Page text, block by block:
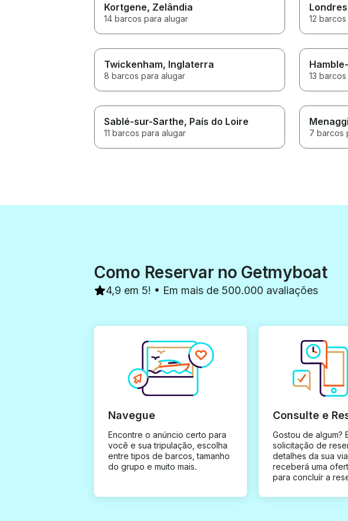
Kortgene, Zelândia
14 barcos para alugar
Londres
12
Twickenham, Inglaterra
8 barcos para alugar 13
Sablé-sur-Sarthe, País do Loire
11 barcos para alugar 7 barcos
Como Reservar no Getmyboat
4,9 em 5! • Em mais de 500.000 avaliações
Navegue
Encontre o anúncio certo para
você e sua tripulação, escolha
entre tipos de barcos, tamanho
do grupo e muito mais.
Consulte e
Gostou de algum?
solicitação de
detalhes da sua
receberá uma
para concluír a